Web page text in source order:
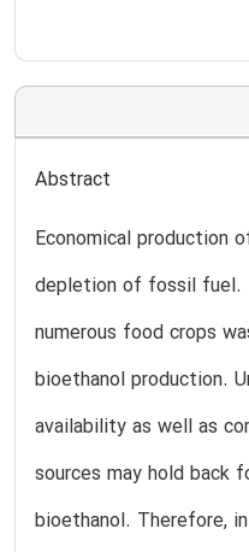
Abstract
Economical production
depletion of fossil fuel.
numerous food crops
bioethanol production.
availability as well as
sources may hold back
bioethanol. Therefore,